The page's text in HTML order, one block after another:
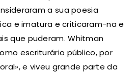
a sua poesia
e imatura e criticaram-na e
que puderam. Whitman
escriturário público, por
e viveu grande parte da